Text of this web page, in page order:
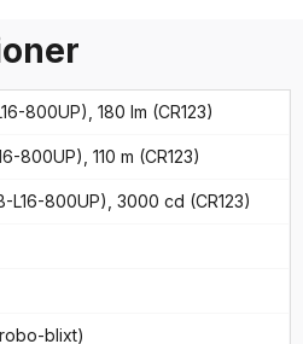
800UP), 180 lm (CR123)
800UP), 110 m (CR123)
L16-800UP), 3000 cd (CR123)
blixt)